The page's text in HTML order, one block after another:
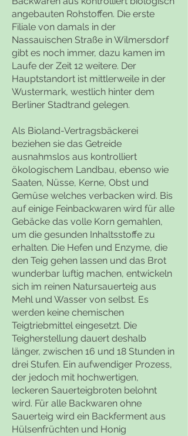
angebauten Rohstoffen. Die erste
Filiale von damals in der
Nassauischen Straße in Wilmersdorf
gibt es noch immer, dazu kamen im
Laufe der Zeit 12 weitere. Der
Hauptstandort ist mittlerweile in der
Wustermark, westlich hinter dem
Berliner Stadtrand gelegen.
Als Bioland-Vertragsbäckerei
beziehen sie das Getreide
ausnahmslos aus kontrolliert
ökologischem Landbau, ebenso wie
Saaten, Nüsse, Kerne, Obst und
Gemüse welches verbacken wird. Bis
auf einige Feinbackwaren wird für alle
Gebäcke das volle Korn gemahlen,
um die gesunden Inhaltsstoffe zu
erhalten. Die Hefen und Enzyme, die
den Teig gehen lassen und das Brot
wunderbar luftig machen, entwickeln
sich im reinen Natursauerteig aus
Mehl und Wasser von selbst. Es
werden keine chemischen
Teigtriebmittel eingesetzt. Die
Teigherstellung dauert deshalb
länger, zwischen 16 und 18 Stunden in
drei Stufen. Ein aufwendiger Prozess,
der jedoch mit hochwertigen,
leckeren Sauerteigbroten belohnt
wird. Für alle Backwaren ohne
Sauerteig wird ein Backferment aus
Hülsenfrüchten und Honig